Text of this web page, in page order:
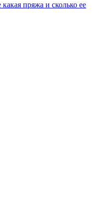
пряжа и сколько ее